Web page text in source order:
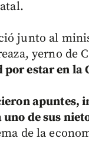
junto al
yerno de
estar en la
apuntes,
de sus
de la